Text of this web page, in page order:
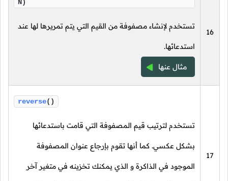
16
N)
تستخدم لإنشاء مصفوفة من القيم التي يتم تمريرها لها عند
استدعائها.
مثال عنها
17
reverse()
تستخدم لترتيب قيم المصفوفة التي قامت باستدعائها
بشكل عكسي. كما أنها تقوم بإرجاع عنوان المصفوفة
الموجود في الذاكرة و الذي يمكنك تخزينه في متغير آخر